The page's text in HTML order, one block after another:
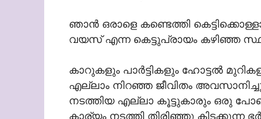
ഞാൻ ഒരാളെ കണ്ടെത്തി
വയസ് എന്ന കെട്ടുപ്രായം കഴിഞ്ഞ
കാറുകളും പാർട്ടികളും ഹോട്ടൽ
എല്ലാം നിറഞ്ഞ ജീവിതം
നടത്തിയ എല്ലാ കൂട്ടുകാരും ഒരു
കാര്യം നടത്തി തിരിഞ്ഞു